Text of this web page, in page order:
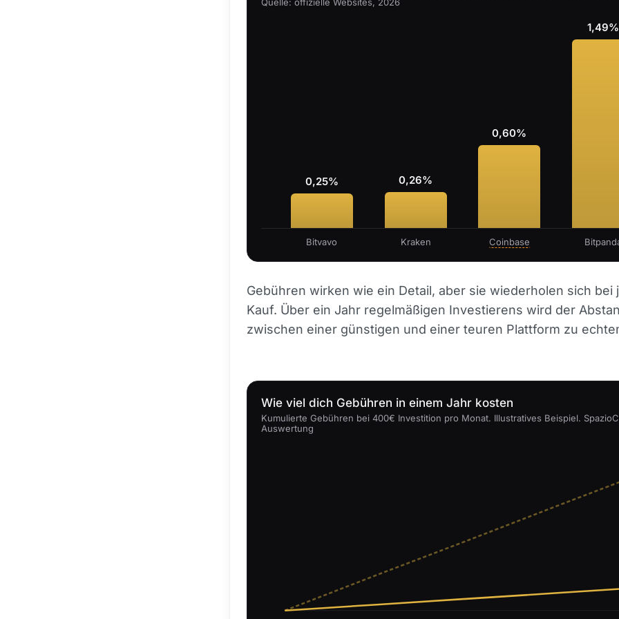
0,25% 0,26%
0,60%
1,49%
Bitvavo Kraken Coinbase
Gebühren wirken wie ein Detail, aber sie wiederholen sich bei
Kauf. Über ein Jahr regelmäßigen Investierens wird der
zwischen einer günstigen und einer teuren Plattform zu
Wie viel dich Gebühren in einem Jahr kosten
Kumulierte Gebühren bei 400€ Investition pro Monat. Illustratives Beispiel.
Auswertung